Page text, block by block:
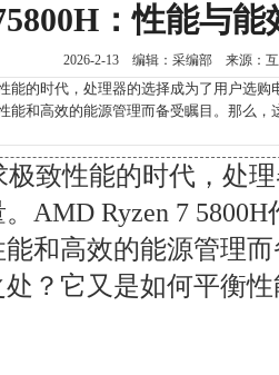
：性能与
2026-2-13 编辑：采编部 来源：
的时代，处理器的选择成为了用户选购
能和高效的能源管理而备受瞩目。那么，
致性能的时代，处
AMD Ryzen 7
和高效的能源管理
？它又是如何平衡